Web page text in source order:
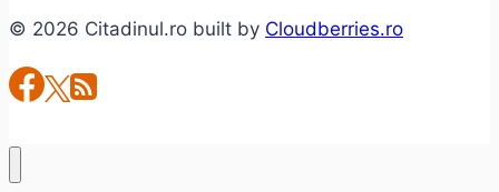
© 2026 Citadinul.ro built by Cloudberries.ro